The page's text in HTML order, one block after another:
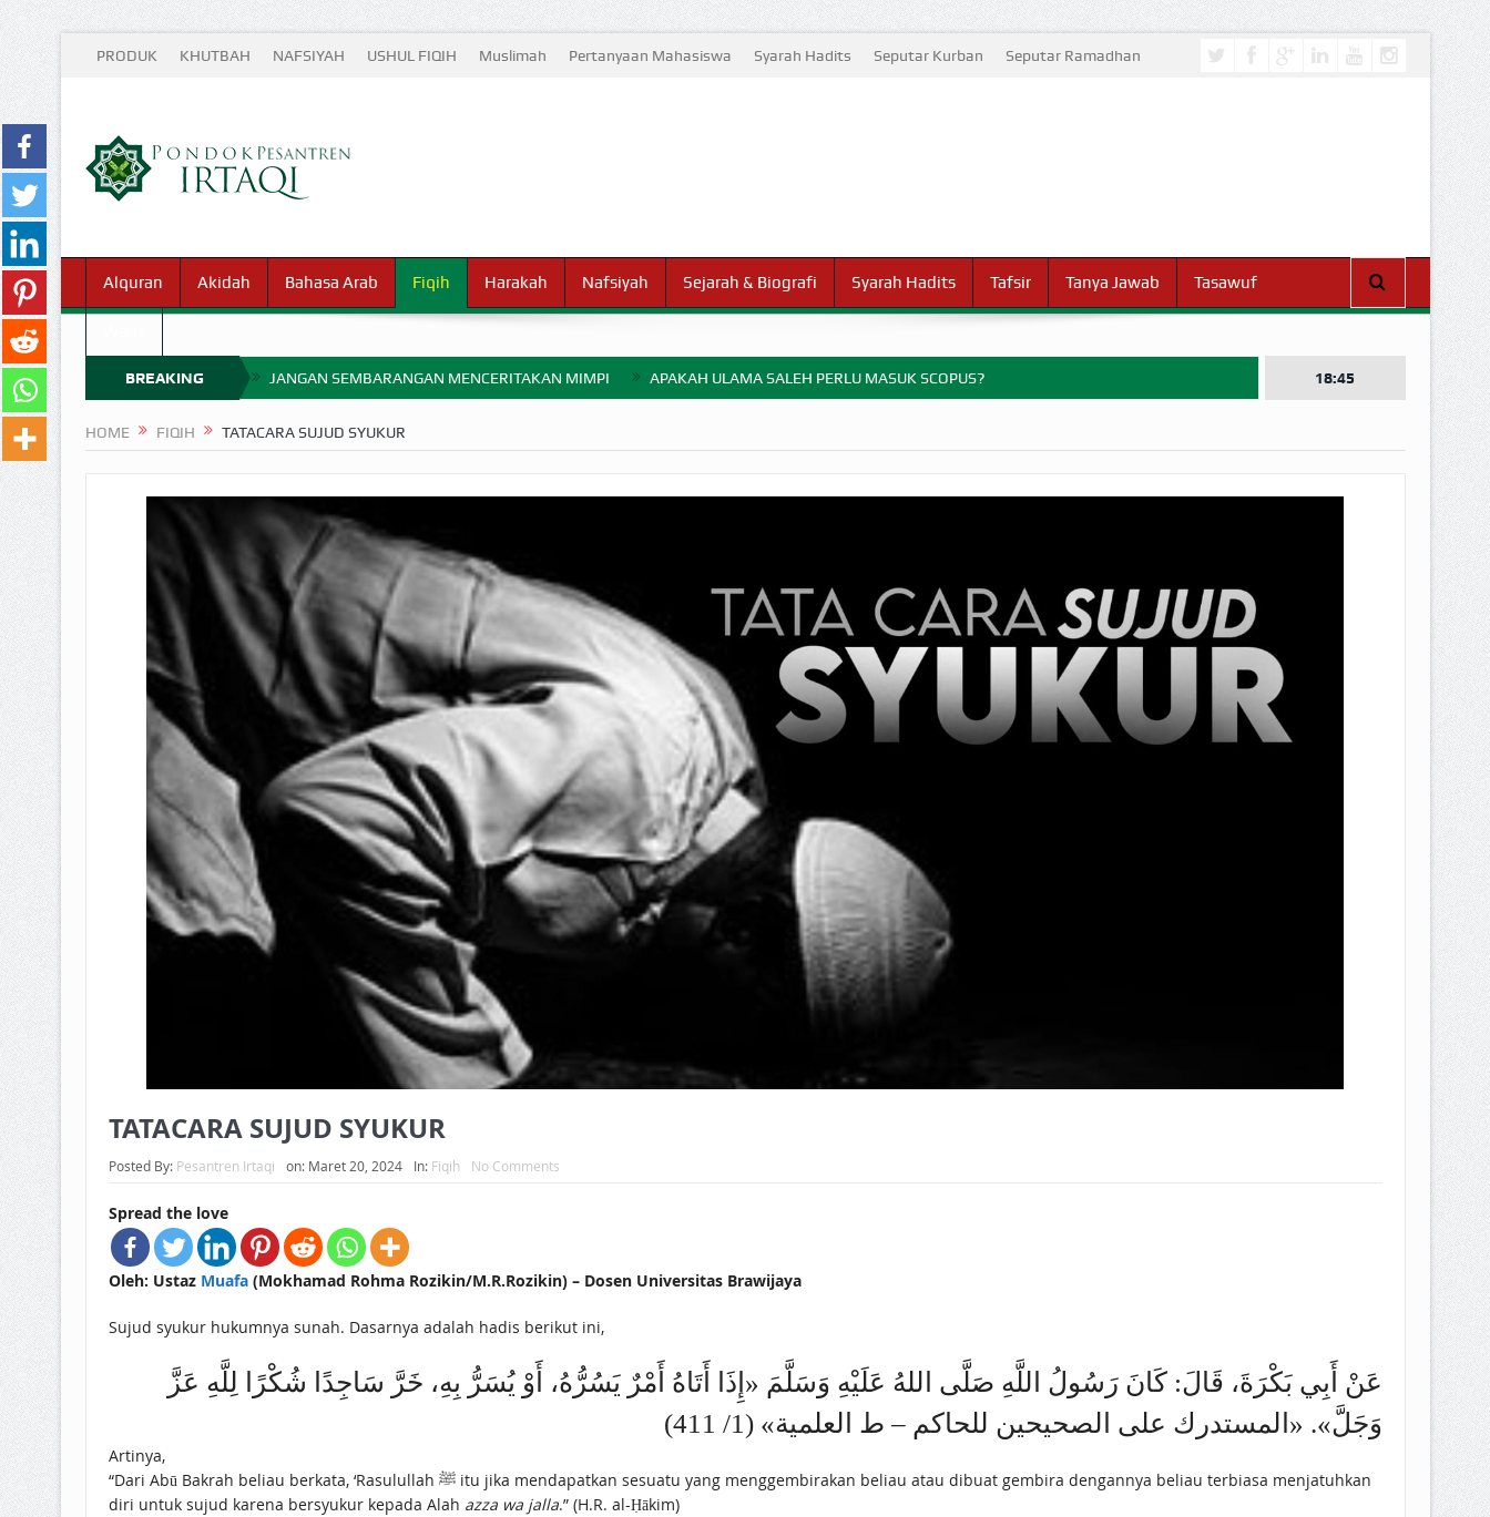
PRODUK KHUTBAH NAFSIYAH USHUL FIQIH Muslimah Pertanyaan Mahasiswa Syarah Hadits Seputar Kurban Seputar Ramadhan
Alquran Akidah Bahasa Arab Fiqih Harakah Nafsiyah Sejarah & Biografi Syarah Hadits Tafsir Tanya Jawab Tasawuf
BREAKING
NEWS
JANGAN SEMBARANGAN MENCERITAKAN MIMPI APAKAH ULAMA SALEH PERLU MASUK SCOPUS?
ISTIDLAL BATIL VS ISTIDLAL SYAR’I
HUKUM MEMBAYAR ZAKAT KEPADA KERABAT SENDIRI
18:45
HOME FIQIH TATACARA SUJUD SYUKUR
TATACARA SUJUD SYUKUR
Posted By: Pesantren Irtaqi on: Maret 20, 2024 In: Fiqih No Comments
Spread the love
Oleh: Ustaz Muafa(Mokhamad Rohma Rozikin/M.R.Rozikin) – Dosen Universitas Brawijaya
Sujud syukur hukumnya sunah. Dasarnya adalah hadis berikut ini,
عَنْ أَبِي بَكْرَةَ، قَالَ: كَانَ رَسُولُ اللَّهِ صَلَّى اللهُ عَلَيْهِ وَسَلَّمَ «إِذَا أَتَاهُ أَمْرٌ يَسُرُّهُ، أَوْ ‌يُسَرُّ ‌بِهِ، ‌خَرَّ ‌سَاجِدًا ‌شُكْرًا ‌لِلَّهِ عَزَّ
وَجَلَّ». «المستدرك على الصحيحين للحاكم – ط العلمية» (1/ 411)
Artinya,
“Dari Abū Bakrah beliau berkata, ‘Rasulullah ﷺ itu jika mendapatkan sesuatu yang menggembirakan beliau atau dibuat gembira dengannya beliau terbiasa menjatuhkan
diri untuk sujud karena bersyukur kepada Alah azza wa jalla.” (H.R. al-Ḥākim)